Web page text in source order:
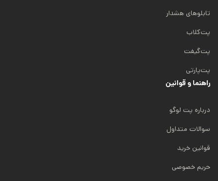
تابلوهای هشدار
پت‌کلاب
پت‌گیفت
پت‌پارتی
راهنما و قوانین
درباره پت لوگو
سوالات متداول
قوانین خرید
حریم خصوصی